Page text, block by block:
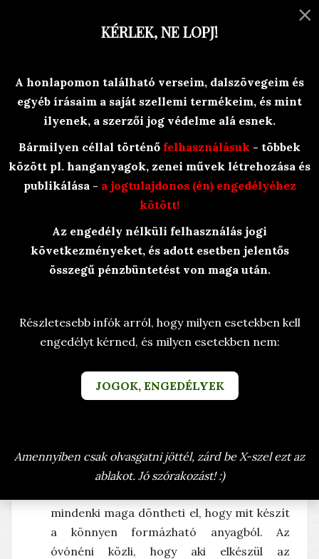
valóság-ok
Branyiczky Rita
×
KÉRLEK, NE LOPJ!
A honlapomon található verseim, dalszövegeim és
egyéb írásaim a saját szellemi termékeim, és mint
ilyenek, a szerzői jog védelme alá esnek.
Bármilyen céllal történő felhasználásuk - többek
között pl. hanganyagok, zenei művek létrehozása és
publikálása - a jogtulajdonos (én) engedélyéhez
kötött!
Az engedély nélküli felhasználás jogi
következményeket, és adott esetben jelentős
összegű pénzbüntetést von maga után.
Részletesebb infók arról, hogy milyen esetekben kell
engedélyt kérned, és milyen esetekben nem:
JOGOK, ENGEDÉLYEK
Amennyiben csak olvasgatni jöttél, zárd be X-szel ezt az
ablakot. Jó szórakozást! :)
BraRit Irkái Olvasósarok
Gyerekszáj történetek
TÖRTÉNETEK GYEREKSZÁJ TÖRTÉNETEK
MIT LEHET GYURMÁBÓL
Óvodai foglalkozás, a gyerekek
mindenki maga döntheti el, hogy mit készít
a könnyen formázható anyagból. Az
óvónéni közli, hogy aki elkészül az